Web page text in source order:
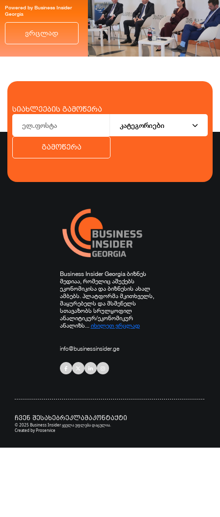
Powered by Business Insider
Georgia
ვრცლად
სიახლეების გამოწერა
კატეგორიები
გამოწერა
Business Insider Georgia ბიზნეს
მედიაა, რომელიც აშუქებს
ეკონომიკისა და ბიზნესის ახალ
ამბებს. პლატფორმა მკითხველს,
მაყურებელს და მსმენელს
სთავაზობს სრულყოფილ
ანალიტიკურ/ეკონომიკურ
ანალიზს... იხილეთ ვრცლად
info@businessinsider.ge
ჩვენ შესახებრეკლამაკონტაქტი
© 2025 Business Insider ყველა უფლება დაცულია.
Created byProservice